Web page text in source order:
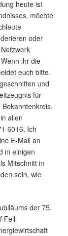
heute ist
möchte
oder
ihr die
euch bitte.
und
für
allen
6016. Ich
E-Mail an
in einigen
Mitschnitt in
sein, wie
der 75.
Fell